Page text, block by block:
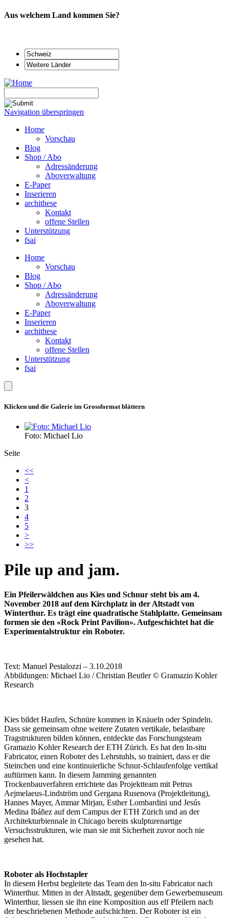
Aus welchem Land kommen Sie?
Navigation überspringen
Home
Vorschau
Blog
Shop / Abo
Adressänderung
Aboverwaltung
E-Paper
Inserieren
archithese
Kontakt
offene Stellen
Unterstützung
fsai
Home
Vorschau
Blog
Shop / Abo
Adressänderung
Aboverwaltung
E-Paper
Inserieren
archithese
Kontakt
offene Stellen
Unterstützung
fsai
Klicken und die Galerie im Grossformat blättern
Foto: Michael Lio
Seite
<<
<
1
2
3
4
5
>
>>
Pile up and jam.
Ein Pfeilerwäldchen aus Kies und Schnur steht bis am 4.
November 2018 auf dem Kirchplatz in der Altstadt von
Winterthur. Es trägt eine quadratische Stahlplatte. Gemeinsam
formen sie den «Rock Print Pavilion». Aufgeschichtet hat die
Experimentalstruktur ein Roboter.
Text: Manuel Pestalozzi – 3.10.2018
Abbildungen: Michael Lio /Christian Beutler© Gramazio Kohler
Research
Kies bildet Haufen, Schnüre kommen in Knäueln oder Spindeln.
Dass sie gemeinsam ohne weitere Zutaten vertikale, belastbare
Tragstrukturen bilden können, entdeckte das Forschungsteam
Gramazio Kohler Research der ETH Zürich. Es hat den In-situ
Fabricator, einen Roboter des Lehrstuhls, so trainiert, dass er die
Steinchen und eine kontinuierliche Schnur-Schlaufenfolge vertikal
auftürmen kann. In diesem Jamming genannten
Trockenbauverfahren errichtete das Projektteam mit Petrus
Aejmelaeus-Lindström und Gergana Rusenova (Projektleitung),
Hannes Mayer, Ammar Mirjan, Esther Lombardini und Jesús
Medina Ibáñez auf dem Campus der ETH Zürich und an der
Architekturbiennale in Chicago bereits skulpturenartige
Versuchsstrukturen, wie man sie mit Sicherheit zuvor noch nie
gesehen hat.
Roboter als Hochstapler
In diesem Herbst begleitete das Team den In-situ Fabricator nach
Winterthur. Mitten in der Altstadt, gegenüber dem Gewerbemuseum
Winterthur, liessen sie ihn eine Komposition aus elf Pfeilern nach
der beschriebenen Methode aufschichten. Der Roboter ist ein